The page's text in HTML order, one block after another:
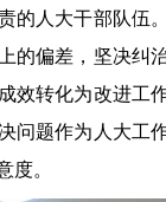
的人大干部队伍。
的偏差，坚决纠
转化为改进工
问题作为人大工
度。